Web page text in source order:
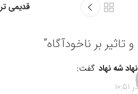
قدیمی تر
تاثیر بر ناخودآگاه”
شه نهاد گفت: